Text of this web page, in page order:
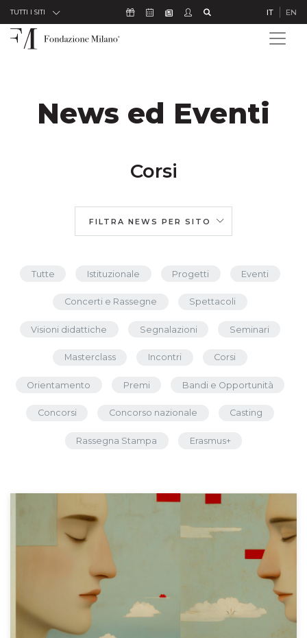
Skip to Content
TUTTI I SITI Icona Sostienici
Icona Calendario Eventi
Icona Newsletter
Icona Studenti IT EN
News ed Eventi
Corsi
FILTRA NEWS PER SITO
Tutte Istituzionale Progetti Eventi
Concerti e Rassegne Spettacoli
Visioni didattiche Segnalazioni Seminari
Masterclass Incontri Corsi
Orientamento Premi Bandi e Opportunità
Concorsi Concorso nazionale Casting
Rassegna Stampa Erasmus+